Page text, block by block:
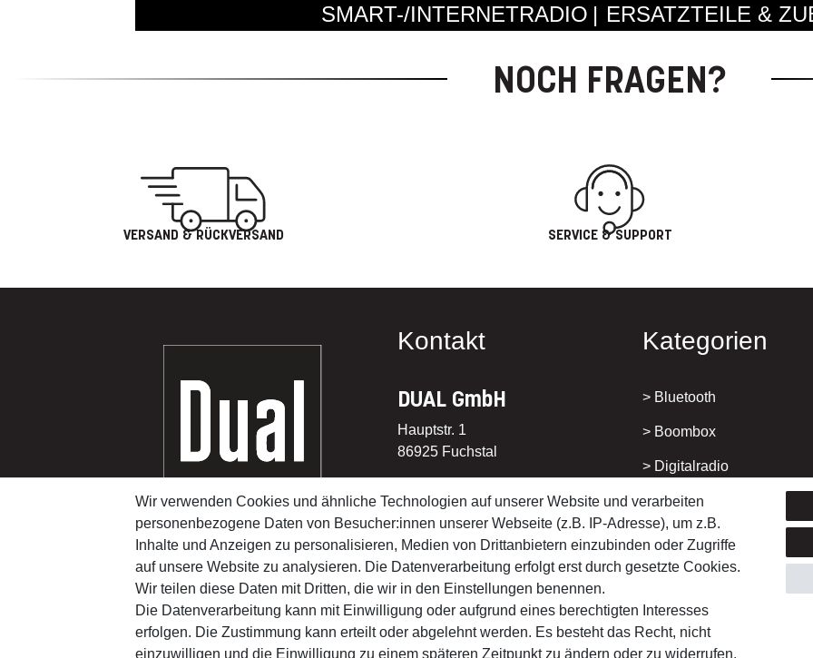
SMART-/INTERNETRADIO
ERSATZTEILE &
NOCH FRAGEN?
VERSAND & RÜCKVERSAND SERVICE & SUPPORT
Kontakt
DUAL GmbH
Hauptstr. 1
86925 Fuchstal
Tel: 08191 915777-0
Fax: 08191 915777-10
E-Mail: info@dual.de
Kategorien
> Bluetooth
> Boombox
> Digitalradio
>Kompaktanlage
Radiowecker
> Smart-/Internetradio
© Dual GmbH 2026 | Alle Rechte vorbehalten.
Wir verwenden Cookies und ähnliche Technologien auf unserer Website und verarbeiten
personenbezogene Daten von Besucher:innen unserer Webseite (z.B. IP-Adresse), um z.B.
Inhalte und Anzeigen zu personalisieren, Medien von Drittanbietern einzubinden oder Zugriffe
auf unsere Website zu analysieren. Die Datenverarbeitung erfolgt erst durch gesetzte Cookies.
Wir teilen diese Daten mit Dritten, die wir in den Einstellungen benennen.
Die Datenverarbeitung kann mit Einwilligung oder aufgrund eines berechtigten Interesses
erfolgen. Die Zustimmung kann erteilt oder abgelehnt werden. Es besteht das Recht, nicht
einzuwilligen und die Einwilligung zu einem späteren Zeitpunkt zu ändern oder zu widerrufen.